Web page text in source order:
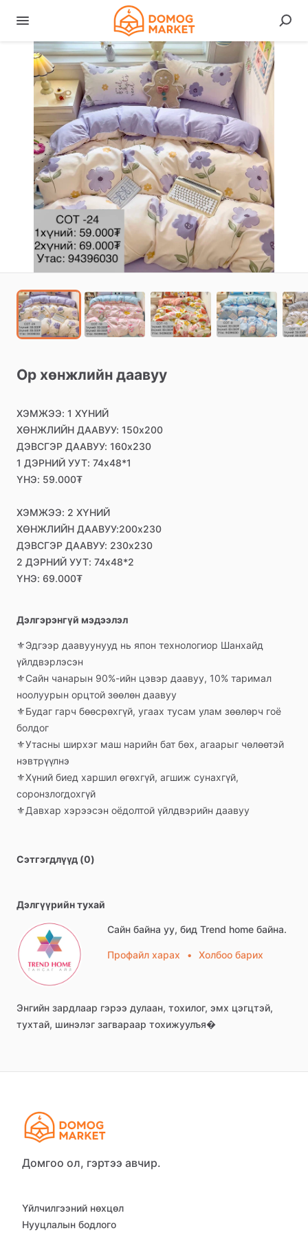
Ор хөнжлийн даавуу
ХЭМЖЭЭ: 1 ХҮНИЙ
ХӨНЖЛИЙН ДААВУУ: 150х200
ДЭВСГЭР ДААВУУ: 160х230
1 ДЭРНИЙ УУТ: 74х48*1
ҮНЭ: 59.000₮
ХЭМЖЭЭ: 2 ХҮНИЙ
ХӨНЖЛИЙН ДААВУУ:200х230
ДЭВСГЭР ДААВУУ: 230х230
2 ДЭРНИЙ УУТ: 74х48*2
ҮНЭ: 69.000₮
Дэлгэрэнгүй мэдээлэл
⚜️Эдгээр даавуунууд нь япон технологиор Шанхайд
үйлдвэрлэсэн
⚜️Сайн чанарын 90%-ийн цэвэр даавуу, 10% таримал
ноолуурын орцтой зөөлөн даавуу
⚜️Будаг гарч бөөсрөхгүй, угаах тусам улам зөөлөрч гоё
болдог
⚜️Утасны ширхэг маш нарийн бат бөх, агаарыг чөлөөтэй
нэвтрүүлнэ
⚜️Хүний биед харшил өгөхгүй, агшиж сунахгүй,
соронзлогдохгүй
⚜️Давхар хэрээсэн оёдолтой үйлдвэрийн даавуу
Сэтгэгдлүүд (0)
Дэлгүүрийн тухай
Сайн байна уу, бид Trend home байна.
Профайл харах • Холбоо барих
Энгийн зардлаар гэрээ дулаан, тохилог, эмх цэгцтэй,
тухтай, шинэлэг загвараар тохижуулъя�
Домгоо ол, гэртээ авчир.
Үйлчилгээний нөхцөл
Нууцлалын бодлого